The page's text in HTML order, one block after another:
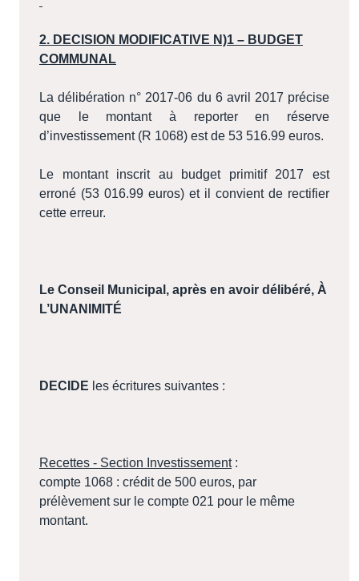
2. DECISION MODIFICATIVE N)1 – BUDGET
COMMUNAL
La délibération n° 2017-06 du 6 avril 2017 précise
que le montant à reporter en réserve
d’investissement (R 1068) est de 53 516.99 euros.
Le montant inscrit au budget primitif 2017 est
erroné (53 016.99 euros) et il convient de rectifier
cette erreur.
Le Conseil Municipal, après en avoir délibéré, À
L’UNANIMITÉ
DECIDE les écritures suivantes :
Recettes - Section Investissement:
compte 1068 : crédit de 500 euros, par
prélèvement sur le compte 021 pour le même
montant.